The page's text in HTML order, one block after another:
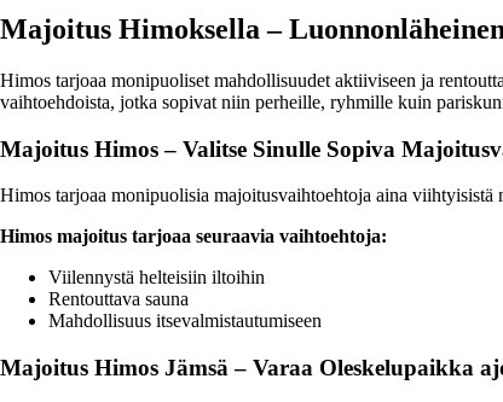
Majoitus Himoksella –
Himos tarjoaa monipuoliset mahdollisuudet aktiiviseen ja
vaihtoehdoista, jotka sopivat niin perheille, ryhmille kuin
Majoitus Himos – Valitse Sinulle Sopiva
Himos tarjoaa monipuolisia majoitusvaihtoehtoja aina
Himos majoitus tarjoaa seuraavia vaihtoehtoja:
Viilennystä helteisiin iltoihin
Rentouttava sauna
Mahdollisuus itsevalmistautumiseen
Majoitus Himos Jämsä – Varaa Oleskelupaikka